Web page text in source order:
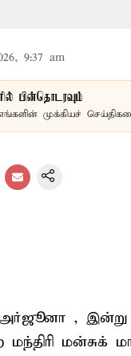
9:37 am
பின்தொடரவும்
முக்கியச்
, இன்று
மந்திரி மன்சுக்